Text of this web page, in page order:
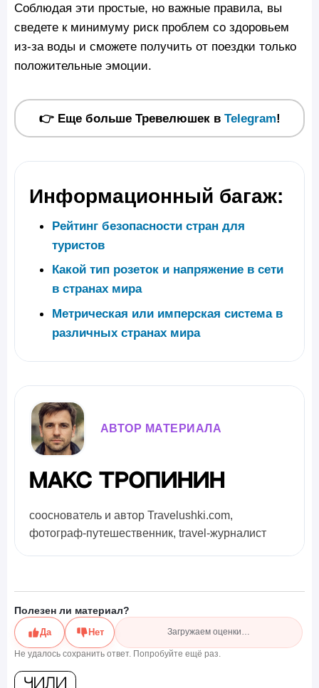
Соблюдая эти простые, но важные правила, вы
сведете к минимуму риск проблем со здоровьем
из-за воды и сможете получить от поездки только
положительные эмоции.
👉 Еще больше Тревелюшек в Telegram!
Информационный багаж:
Рейтинг безопасности стран для
туристов
Какой тип розеток и напряжение в сети
в странах мира
Метрическая или имперская система в
различных странах мира
АВТОР МАТЕРИАЛА
Макс Тропинин
сооснователь и автор Travelushki.com,
фотограф-путешественник, travel-журналист
Полезен ли материал?
Да Нет Загружаем оценки…
Не удалось сохранить ответ. Попробуйте ещё раз.
Чили